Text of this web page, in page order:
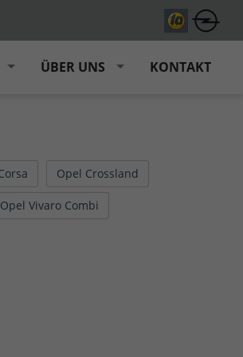
ÜBER UNS KONTAKT
Opel Crossland
Opel Vivaro Combi